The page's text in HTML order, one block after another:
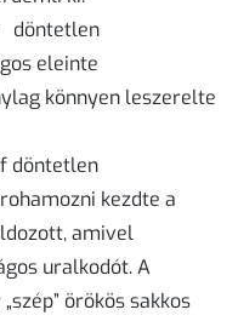
döntetlen
eleinte
könnyen leszerelte
döntetlen
kezdte a
amivel
uralkodót. A
örökös sakkos